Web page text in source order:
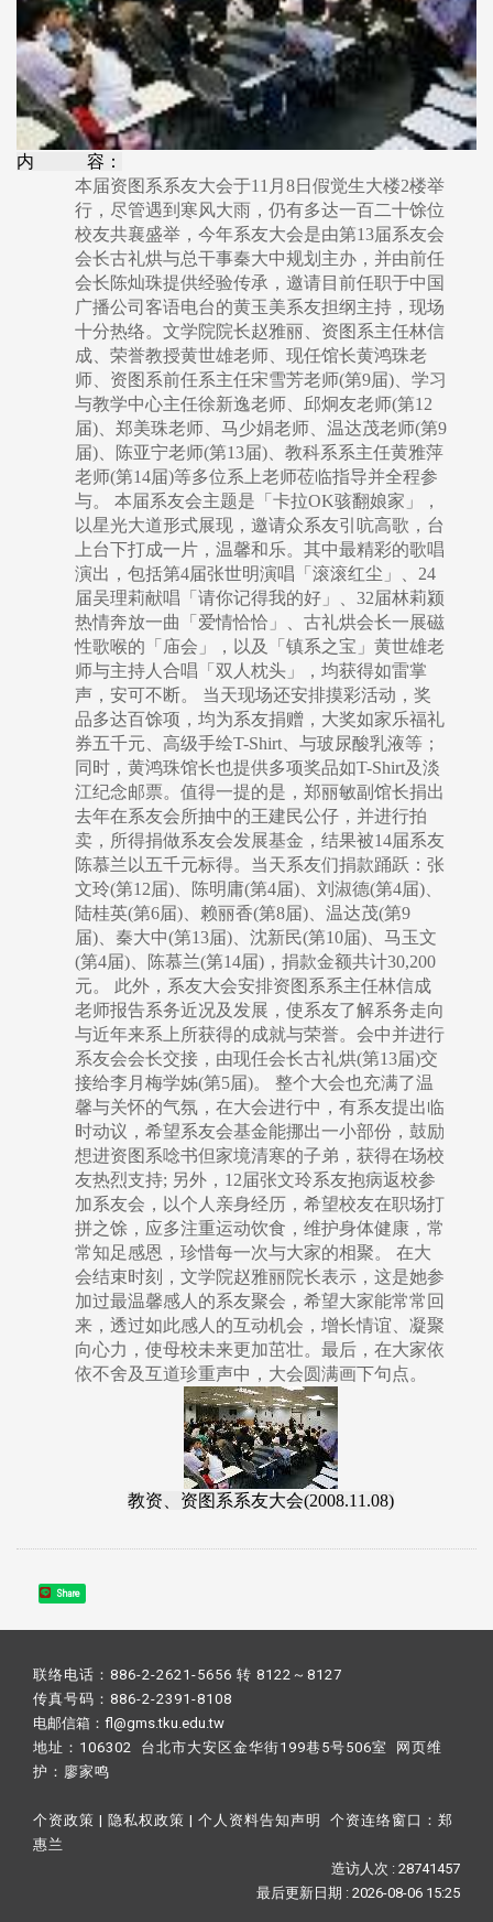
内 容：
本届资图系系友大会于11月8日假觉生大楼2楼举
行，尽管遇到寒风大雨，仍有多达一百二十馀位
校友共襄盛举，今年系友大会是由第13届系友会
会长古礼烘与总干事秦大中规划主办，并由前任
会长陈灿珠提供经验传承，邀请目前任职于中国
广播公司客语电台的黄玉美系友担纲主持，现场
十分热络。文学院院长赵雅丽、资图系主任林信
成、荣誉教授黄世雄老师、现任馆长黄鸿珠老
师、资图系前任系主任宋雪芳老师(第9届)、学习
与教学中心主任徐新逸老师、邱炯友老师(第12
届)、郑美珠老师、马少娟老师、温达茂老师(第9
届)、陈亚宁老师(第13届)、教科系系主任黄雅萍
老师(第14届)等多位系上老师莅临指导并全程参
与。 本届系友会主题是「卡拉OK骇翻娘家」，
以星光大道形式展现，邀请众系友引吭高歌，台
上台下打成一片，温馨和乐。其中最精彩的歌唱
演出，包括第4届张世明演唱「滚滚红尘」、24
届吴理莉献唱「请你记得我的好」、32届林莉颍
热情奔放一曲「爱情恰恰」、古礼烘会长一展磁
性歌喉的「庙会」，以及「镇系之宝」黄世雄老
师与主持人合唱「双人枕头」，均获得如雷掌
声，安可不断。 当天现场还安排摸彩活动，奖
品多达百馀项，均为系友捐赠，大奖如家乐福礼
券五千元、高级手绘T-Shirt、与玻尿酸乳液等；
同时，黄鸿珠馆长也提供多项奖品如T-Shirt及淡
江纪念邮票。值得一提的是，郑丽敏副馆长捐出
去年在系友会所抽中的王建民公仔，并进行拍
卖，所得捐做系友会发展基金，结果被14届系友
陈慕兰以五千元标得。当天系友们捐款踊跃：张
文玲(第12届)、陈明庸(第4届)、刘淑德(第4届)、
陆桂英(第6届)、赖丽香(第8届)、温达茂(第9
届)、秦大中(第13届)、沈新民(第10届)、马玉文
(第4届)、陈慕兰(第14届)，捐款金额共计30,200
元。 此外，系友大会安排资图系系主任林信成
老师报告系务近况及发展，使系友了解系务走向
与近年来系上所获得的成就与荣誉。会中并进行
系友会会长交接，由现任会长古礼烘(第13届)交
接给李月梅学姊(第5届)。 整个大会也充满了温
馨与关怀的气氛，在大会进行中，有系友提出临
时动议，希望系友会基金能挪出一小部份，鼓励
想进资图系唸书但家境清寒的子弟，获得在场校
友热烈支持; 另外，12届张文玲系友抱病返校参
加系友会，以个人亲身经历，希望校友在职场打
拼之馀，应多注重运动饮食，维护身体健康，常
常知足感恩，珍惜每一次与大家的相聚。 在大
会结束时刻，文学院赵雅丽院长表示，这是她参
加过最温馨感人的系友聚会，希望大家能常常回
来，透过如此感人的互动机会，增长情谊、凝聚
向心力，使母校未来更加茁壮。最后，在大家依
依不舍及互道珍重声中，大会圆满画下句点。
教资、资图系系友大会(2008.11.08)
Share
联络电话：886-2-2621-5656 转 8122～8127
传真号码：886-2-2391-8108
电邮信箱：fl@gms.tku.edu.tw
地址：106302 台北市大安区金华街199巷5号506室 网页维
护： 廖家鸣​
个资政策 | 隐私权政策 | 个人资料告知声明 个资连络窗口： 郑
惠兰
造访人次 : 28741457
最后更新日期 :2026-08-06 15:25